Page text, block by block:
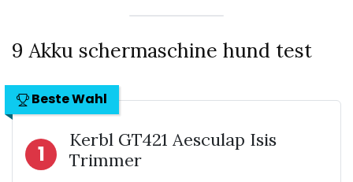
9 Akku schermaschine hund test
Beste Wahl
1
Kerbl GT421 Aesculap Isis
Trimmer